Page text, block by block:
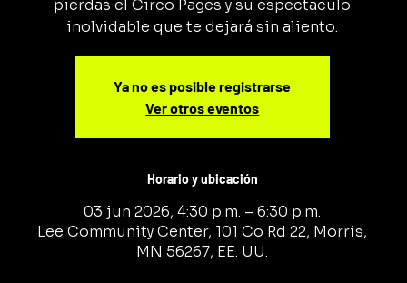
pierdas el Circo Pages y su espectáculo
inolvidable que te dejará sin aliento.
Ya no es posible registrarse
Ver otros eventos
Horario y ubicación
03 jun 2026, 4:30 p.m. – 6:30 p.m.
Lee Community Center, 101 Co Rd 22, Morris,
MN 56267, EE. UU.